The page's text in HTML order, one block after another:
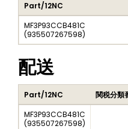
Part/12NC
MF3P93CCB481C
(935507267598)
配送
Part/12NC 関税分類
MF3P93CCB481C
(935507267598)